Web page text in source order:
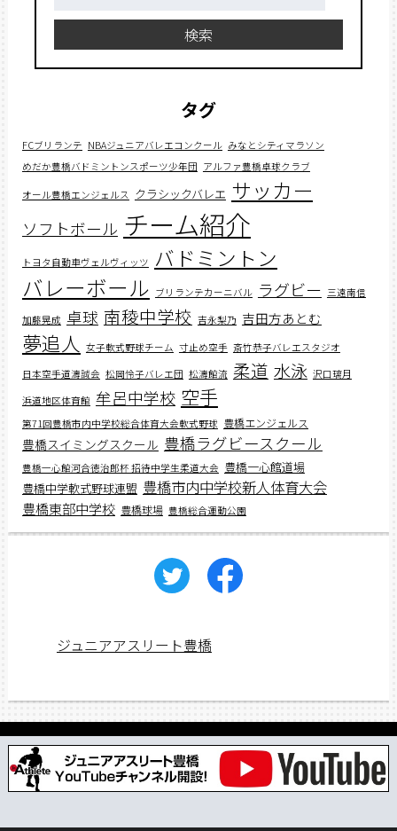
検索
タグ
FCブリランテ NBAジュニアバレエコンクール みなとシティマラソン
めだか豊橋バドミントンスポーツ少年団 アルファ豊橋卓球クラブ
オール豊橋エンジェルス クラシックバレエ サッカー
ソフトボール チーム紹介
トヨタ自動車ヴェルヴィッツ バドミントン
バレーボール ブリランテカーニバル ラグビー 三遠南信
加藤晃成 卓球 南稜中学校 吉永梨乃 吉田方あとむ
夢追人 女子軟式野球チーム 寸止め空手 斎竹恭子バレエスタジオ
日本空手道濤誠会 松岡怜子バレエ団 松濤館流 柔道 水泳 沢口璃月
浜道地区体育館 牟呂中学校 空手
第71回豊橋市内中学校総合体育大会軟式野球 豊橋エンジェルス
豊橋スイミングスクール 豊橋ラグビースクール
豊橋一心館河合徳治郎杯 招待中学生柔道大会 豊橋一心館道場
豊橋中学軟式野球連盟 豊橋市内中学校新人体育大会
豊橋東部中学校 豊橋球場 豊橋総合運動公園
ジュニアアスリート豊橋